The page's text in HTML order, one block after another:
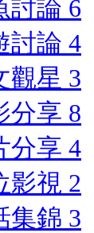
討論 6
討論 4
觀星 3
分享 8
分享 4
影視 2
集錦 3